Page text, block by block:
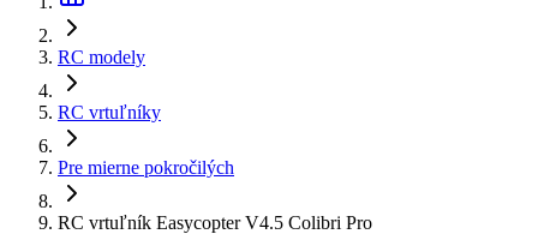
RC modely
RC vrtuľníky
Pre mierne pokročilých
RC vrtuľník Easycopter V4.5 Colibri Pro